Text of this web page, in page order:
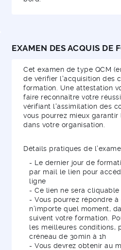
EXAMEN DES ACQUIS DE
Cet examen de type QCM
de vérifier l'acquisition des
formation. Une attestation
faire reconnaître votre
vérifiant l'assimilation des
vous pourrez mieux
dans votre organisation.
Détails pratiques de
- Le dernier jour de
par mail le lien pour
ligne
- Ce lien ne sera cliquable
- Vous pourrez répondre
n’importe quel moment,
suivent votre formation.
les meilleures conditions,
créneau de 30min à 1h
- Vous devrez obtenir au